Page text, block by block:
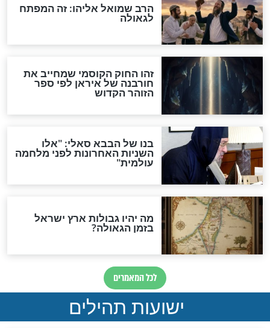
האם לאחר בוא המשיח יהיה
אפשר לחזור בתשובה?
לכל המאמרים
להמתקת הדינים וביטול
גזרות